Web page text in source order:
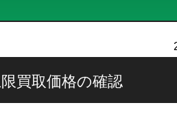
買取価格の確認